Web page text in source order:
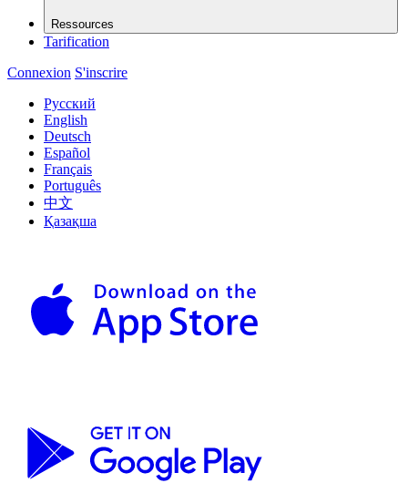
Ressources
Tarification
Connexion S'inscrire
Русский
English
Deutsch
Español
Français
Português
中文
Қазақша